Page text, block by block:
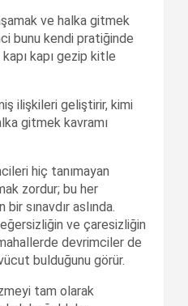
ve halka gitmek
bunu kendi pratiğinde
kapı gezip kitle
ilişkileri geliştirir, kimi
gitmek kavramı
hiç tanımayan
zordur; bu her
sınavdır aslında.
ve çaresizliğin
devrimciler de
bulduğunu görür.
tam olarak